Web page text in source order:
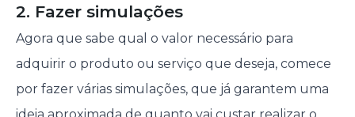
2. Fazer simulações
Agora que sabe qual o valor necessário para
adquirir o produto ou serviço que deseja, comece
por fazer várias simulações, que já garantem uma